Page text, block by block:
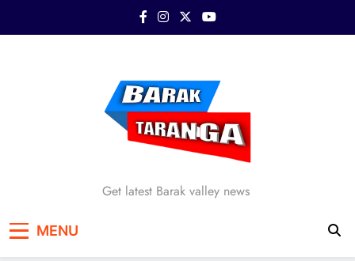
Barak Taranga
Get latest Barak valley news
MENU